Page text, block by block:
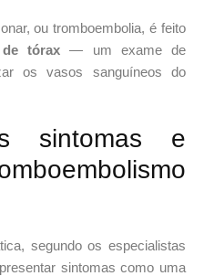
ou tromboembolia, é feito
de tórax— um exame de
os vasos sanguíneos do
sintomas e
segundo os especialistas
sintomas como uma